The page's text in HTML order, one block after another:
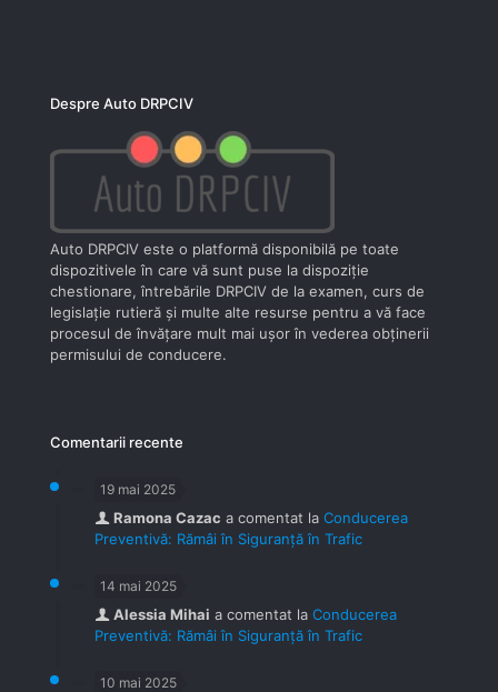
Despre Auto DRPCIV
Auto DRPCIV este o platformă disponibilă pe toate
dispozitivele în care vă sunt puse la dispoziţie
chestionare, întrebările DRPCIV de la examen, curs de
legislaţie rutieră şi multe alte resurse pentru a vă face
procesul de învăţare mult mai uşor în vederea obţinerii
permisului de conducere.
Comentarii recente
19 mai 2025
Ramona Cazac a comentat la Conducerea
Preventivă: Rămâi în Siguranță în Trafic
14 mai 2025
Alessia Mihai a comentat la Conducerea
Preventivă: Rămâi în Siguranță în Trafic
10 mai 2025